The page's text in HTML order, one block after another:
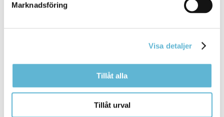
Marknadsföring
Visa detaljer
Tillåt alla
Tillåt urval
Kommunhuset, Storgatan 48